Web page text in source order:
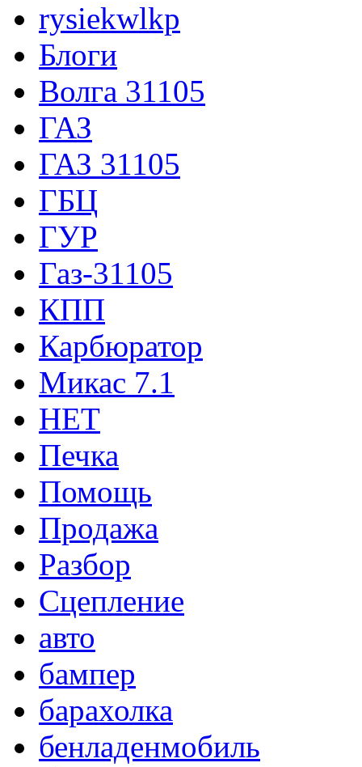
rysiekwlkp
Блоги
Волга 31105
ГАЗ
ГАЗ 31105
ГБЦ
ГУР
Газ-31105
КПП
Карбюратор
Микас 7.1
НЕТ
Печка
Помощь
Продажа
Разбор
Сцепление
авто
бампер
барахолка
бенладенмобиль